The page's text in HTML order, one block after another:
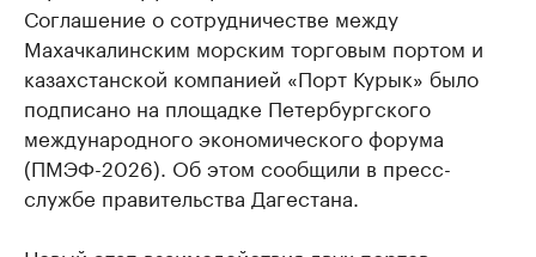
Соглашение о сотрудничестве между
Махачкалинским морским торговым портом и
казахстанской компанией «Порт Курык» было
подписано на площадке Петербургского
международного экономического форума
(ПМЭФ-2026). Об этом сообщили в пресс-
службе правительства Дагестана.